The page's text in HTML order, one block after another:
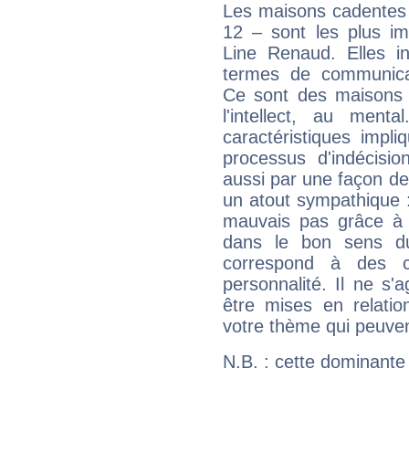
Les maisons
12 – sont les plus
Line Renaud. Elles
termes de
Ce sont des
l'intellect, au
caractéristiques
processus
aussi par une façon
un atout
mauvais pas grâce
dans le bon sens
correspond à des
personnalité. Il ne
être mises en
votre thème qui
N.B. : cette